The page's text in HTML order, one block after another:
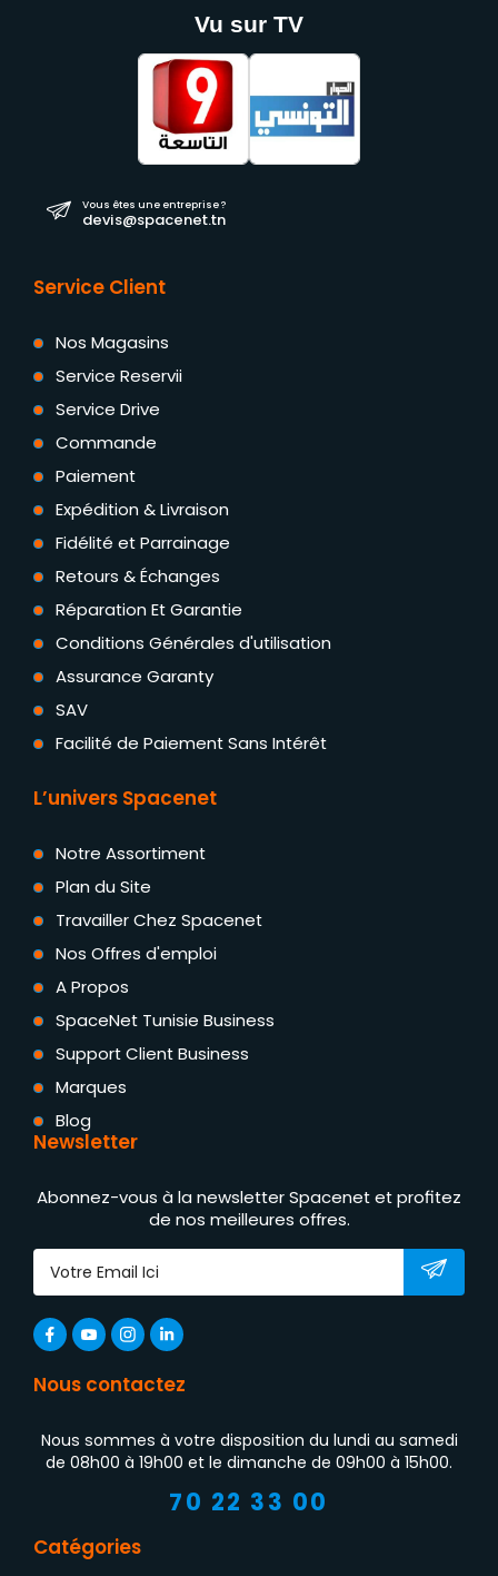
Vu sur TV
Vous êtes une entreprise ?
devis@spacenet.tn
Service Client
Nos Magasins
Service Reservii
Service Drive
Commande
Paiement
Expédition & Livraison
Fidélité et Parrainage
Retours & Échanges
Réparation Et Garantie
Conditions Générales d'utilisation
Assurance Garanty
SAV
Facilité de Paiement Sans Intérêt
L’univers Spacenet
Notre Assortiment
Plan du Site
Travailler Chez Spacenet
Nos Offres d'emploi
A Propos
SpaceNet Tunisie Business
Support Client Business
Marques
Blog
Newsletter
Abonnez-vous à la newsletter Spacenet et profitez
de nos meilleures offres.
Nous contactez
Nous sommes à votre disposition du lundi au samedi
de 08h00 à 19h00 et le dimanche de 09h00 à 15h00.
70 22 33 00
Catégories